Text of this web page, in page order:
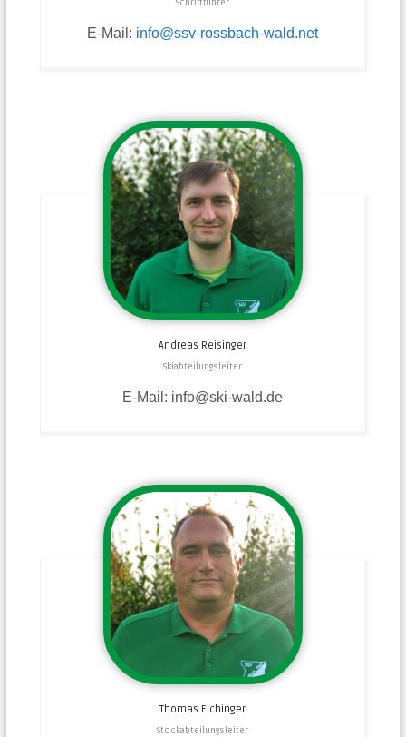
Schriftführer
E-Mail: info@ssv-rossbach-wald.net
Andreas Reisinger
Skiabteilungsleiter
E-Mail: info@ski-wald.de
Thomas Eichinger
Stockabteilungsleiter